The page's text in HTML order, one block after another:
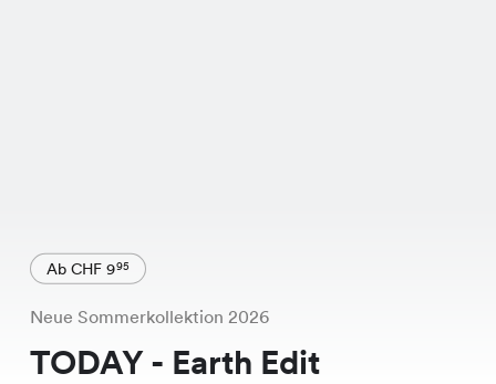
Ab CHF 995
Neue Sommerkollektion 2026
TODAY - Earth Edit